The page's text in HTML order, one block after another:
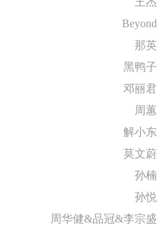
Beyond
那英
黑鸭子
邓丽君
周蕙
解小东
莫文蔚
孙楠
孙悦
周华健&品冠&李宗盛